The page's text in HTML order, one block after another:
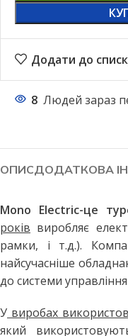
Додати до
8 Людей зараз
ОПИСДОДАТКОВА
Mono Electric-це
років виробляє
рамки, і т.д.).
найсучасніше
до системи
У виробах
який